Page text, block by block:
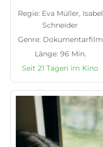
Regie: Eva Müller, Isabel
Schneider
Genre: Dokumentarfilm
Länge: 96 Min.
Seit 21 Tagen im Kino